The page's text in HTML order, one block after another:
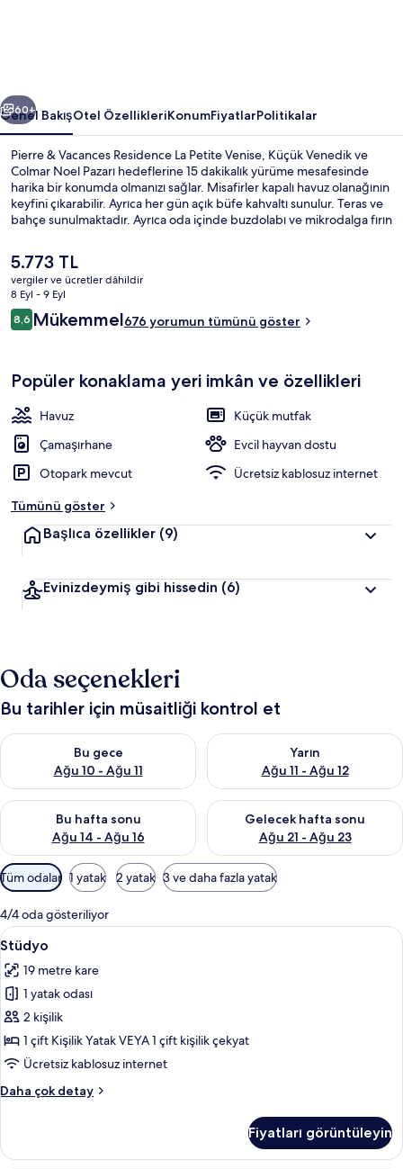
fotoğraf
galerisi
Sonraki
60+
Genel BakışOtel ÖzellikleriKonumFiyatlarPolitikalar
Pierre & Vacances Residence La Petite Venise, Küçük Venedik ve
Colmar Noel Pazarı hedeflerine 15 dakikalık yürüme mesafesinde
harika bir konumda olmanızı sağlar. Misafirler kapalı havuz olanağının
keyfini çıkarabilir. Ayrıca her gün açık büfe kahvaltı sunulur. Teras ve
bahçe sunulmaktadır. Ayrıca oda içinde buzdolabı ve mikrodalga fırın
Şu
anki
fiyat
5.773 TL
5.773 TL
vergiler ve ücretler dâhildir
8 Eyl - 9 Eyl
Yorumlar
8,68,6/10
Mükemmel676 yorumun tümünü göster
Popüler konaklama yeri imkân ve özellikleri
Havuz
Küçük mutfak
Çamaşırhane
Evcil hayvan dostu
Otopark mevcut
Ücretsiz kablosuz internet
Tümünü göster
Başlıca özellikler (9)
Evinizdeymiş gibi hissedin (6)
Oda seçenekleri
Bu tarihler için müsaitliği kontrol et
Bu gece
Ağu 10 - Ağu 11
Bu gece için müsaitliği kontrol et Ağu 10 - Ağu 11
Yarın
Ağu 11 - Ağu 12
Yarın için müsaitliği kontrol et
Bu hafta sonu
Ağu 14 - Ağu 16
Bu hafta sonu için müsaitliği kontrol et Ağu 14 - Ağu 16
Gelecek hafta sonu
Ağu 21 - Ağu 23
Önümüzdeki hafta sonu için
Odalar
için
mevcut
filtreler
Tüm odalar 1 yatak 2 yatak 3 ve daha fazla yatak
4/4 oda gösteriliyor
Stüdyo
için
tüm
fotoğrafları
görün
Stüdyo | Ütü/ütü masası, beşik/
6
Stüdyo
19 metre kare
1 yatak odası
2 kişilik
1 çift Kişilik Yatak VEYA 1 çift kişilik çekyat
Ücretsiz kablosuz internet
Daha çok detay
Stüdyo
detay
Fiyatları görüntüleyin